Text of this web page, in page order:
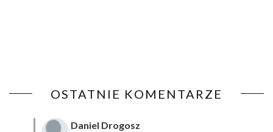
OSTATNIE KOMENTARZE
Daniel Drogosz